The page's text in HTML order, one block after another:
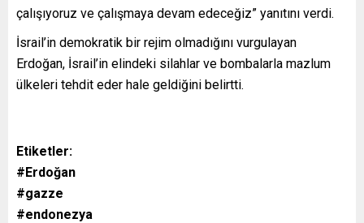
çalışıyoruz ve çalışmaya devam edeceğiz” yanıtını verdi.
İsrail’in demokratik bir rejim olmadığını vurgulayan
Erdoğan, İsrail’in elindeki silahlar ve bombalarla mazlum
ülkeleri tehdit eder hale geldiğini belirtti.
Etiketler:
#Erdoğan
#gazze
#endonezya